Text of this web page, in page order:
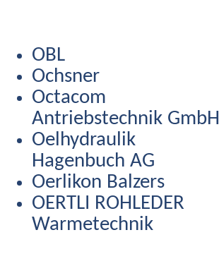
OBL
Ochsner
Octacom
Antriebstechnik GmbH
Oelhydraulik
Hagenbuch AG
Oerlikon Balzers
OERTLI ROHLEDER
Warmetechnik